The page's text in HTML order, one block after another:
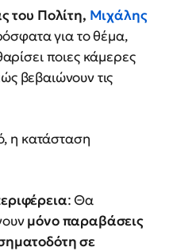
του Πολίτη, Μιχάλης
για το θέμα,
ποιες κάμερες
βεβαιώνουν τις
η κατάσταση
: Θα
μόνο παραβάσεις
σε